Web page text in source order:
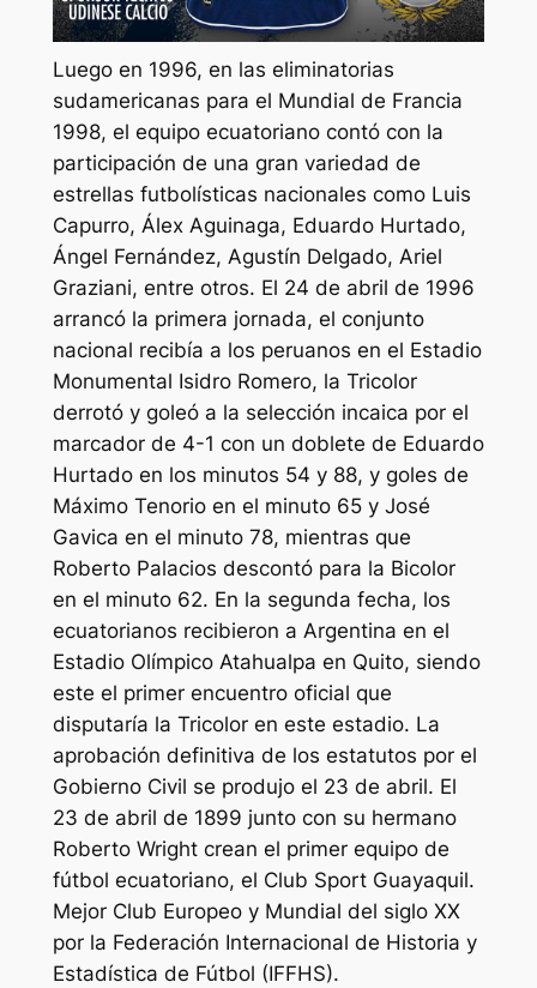
Luego en 1996, en las eliminatorias
sudamericanas para el Mundial de Francia
1998, el equipo ecuatoriano contó con la
participación de una gran variedad de
estrellas futbolísticas nacionales como Luis
Capurro, Álex Aguinaga, Eduardo Hurtado,
Ángel Fernández, Agustín Delgado, Ariel
Graziani, entre otros. El 24 de abril de 1996
arrancó la primera jornada, el conjunto
nacional recibía a los peruanos en el Estadio
Monumental Isidro Romero, la Tricolor
derrotó y goleó a la selección incaica por el
marcador de 4-1 con un doblete de Eduardo
Hurtado en los minutos 54 y 88, y goles de
Máximo Tenorio en el minuto 65 y José
Gavica en el minuto 78, mientras que
Roberto Palacios descontó para la Bicolor
en el minuto 62. En la segunda fecha, los
ecuatorianos recibieron a Argentina en el
Estadio Olímpico Atahualpa en Quito, siendo
este el primer encuentro oficial que
disputaría la Tricolor en este estadio. La
aprobación definitiva de los estatutos por el
Gobierno Civil se produjo el 23 de abril. El
23 de abril de 1899 junto con su hermano
Roberto Wright crean el primer equipo de
fútbol ecuatoriano, el Club Sport Guayaquil.
Mejor Club Europeo y Mundial del siglo XX
por la Federación Internacional de Historia y
Estadística de Fútbol (IFFHS).